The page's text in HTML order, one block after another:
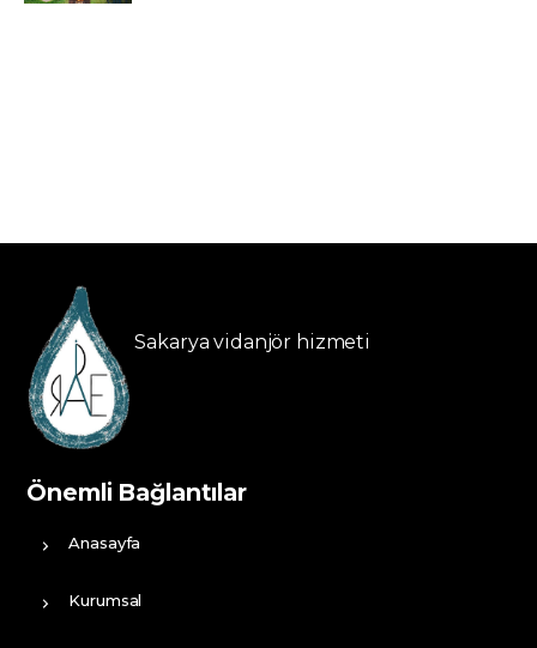
Sakarya vidanjör hizmeti
Önemli Bağlantılar
Anasayfa
Kurumsal